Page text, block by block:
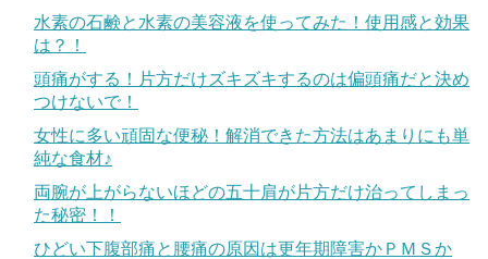
水素の石鹸と水素の美容液を使ってみた！使用感と効果
は？！
頭痛がする！片方だけズキズキするのは偏頭痛だと決め
つけないで！
女性に多い頑固な便秘！解消できた方法はあまりにも単
純な食材♪
両腕が上がらないほどの五十肩が片方だけ治ってしまっ
た秘密！！
ひどい下腹部痛と腰痛の原因は更年期障害かＰＭＳか